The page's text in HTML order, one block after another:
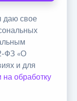
даю свое
ФЗ «О
и для
на обработку